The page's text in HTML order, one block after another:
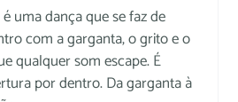
uma dança que se faz de
com a garganta, o grito e o
qualquer som escape. É
por dentro. Da garganta à